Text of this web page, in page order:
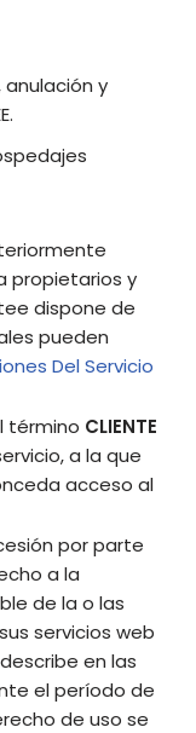
y
propietarios y
dispone de
pueden
Del Servicio
término CLIENTE
a la que
acceso al
por parte
a la
de la o las
servicios web
en las
el período de
de uso se